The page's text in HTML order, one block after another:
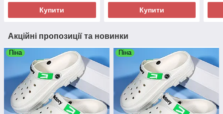
Купити Купити
Акційні пропозиції та новинки
Піна Піна